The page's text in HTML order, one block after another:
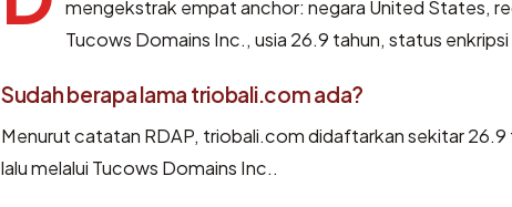
mengekstrak empat anchor: negara United States,
Tucows Domains Inc., usia 26.9 tahun, status enkripsi
Sudah berapa lama triobali.com ada?
Menurut catatan RDAP, triobali.com didaftarkan sekitar 26.9
lalu melalui Tucows Domains Inc..